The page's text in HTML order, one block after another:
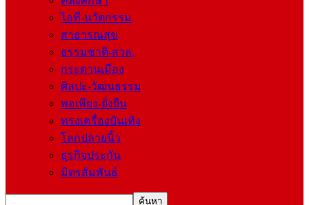
ไอที-นวัตกรรม
สาธารณสุข
ธรรมชาติ-สวล.
กระดานเมือง
ศิลปะ-วัฒนธรรม
พอเพียง-ยั่งยืน
ทรงเครื่องบันเทิง
โลกปลายนิ้ว
ธุรกิจประกัน
มิตรสัมพันธ์